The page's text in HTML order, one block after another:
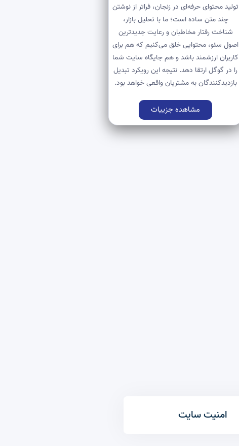
تولید محتوای حرفه‌ای در زنجان، فراتر از نوشتن
چند متن ساده است؛ ما با تحلیل بازار،
شناخت رفتار مخاطبان و رعایت جدیدترین
اصول سئو، محتوایی خلق می‌کنیم که هم برای
کاربران ارزشمند باشد و هم جایگاه سایت شما
را در گوگل ارتقا دهد. نتیجه این رویکرد تبدیل
بازدیدکنندگان به مشتریان واقعی خواهد بود.
مشاهده جزییات
امنیت سایت